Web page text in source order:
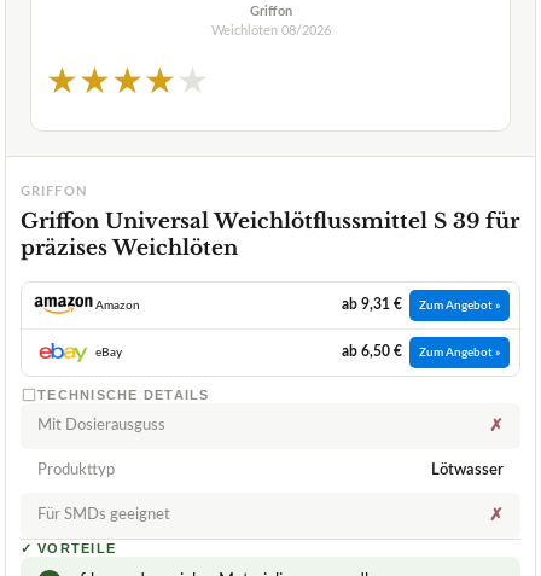
Griffon
Weichlöten 08/2026
★★★★★
GRIFFON
Griffon Universal Weichlötflussmittel S 39 für
präzises Weichlöten
Amazon ab 9,31 € Zum Angebot »
eBay ab 6,50 € Zum Angebot »
TECHNISCHE DETAILS
Mit Dosierausguss ✗
Produkttyp Lötwasser
Für SMDs geeignet ✗
✓ VORTEILE